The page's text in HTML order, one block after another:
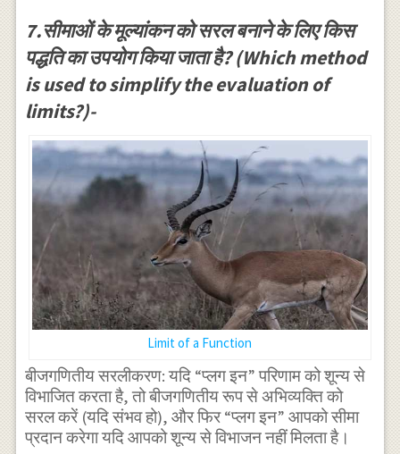
7.सीमाओं के मूल्यांकन को सरल बनाने के लिए किस
पद्धति का उपयोग किया जाता है? (Which method
is used to simplify the evaluation of
limits?)-
Limit of a Function
बीजगणितीय सरलीकरण: यदि “प्लग इन” परिणाम को शून्य से
विभाजित करता है, तो बीजगणितीय रूप से अभिव्यक्ति को
सरल करें (यदि संभव हो), और फिर “प्लग इन” आपको सीमा
प्रदान करेगा यदि आपको शून्य से विभाजन नहीं मिलता है।